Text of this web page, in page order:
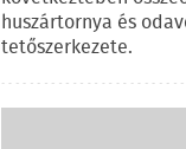
huszártornya és
tetőszerkezete.